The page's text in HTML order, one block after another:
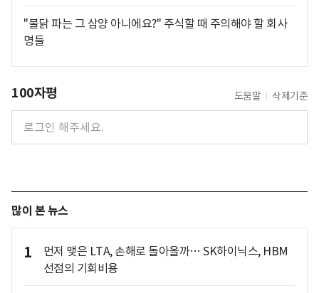
"불닭 파는 그 삼양 아니에요?" 주식할 때 주의해야 할 회사
명들
100자평 도움말 삭제기준
많이 본 뉴스
1
먼저 맺은 LTA, 손해로 돌아올까… SK하이닉스, HBM
선점의 기회비용